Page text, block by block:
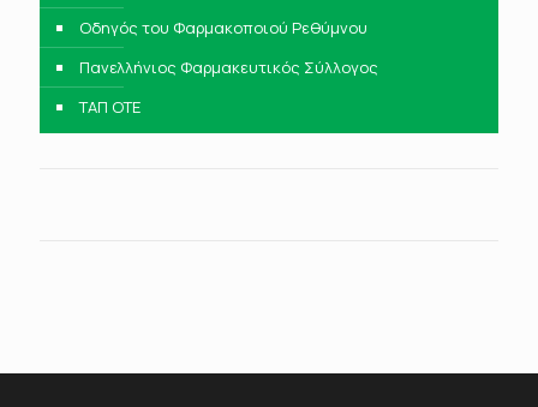
Οδηγός του Φαρμακοποιού Ρεθύμνου
Πανελλήνιος Φαρμακευτικός Σύλλογος
ΤΑΠ ΟΤΕ